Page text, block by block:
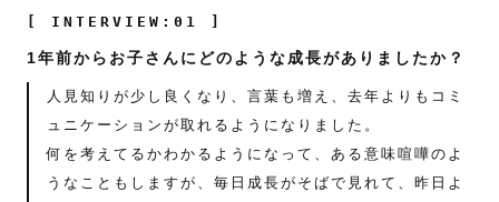
[ INTERVIEW:01 ]
1年前からお子さんにどのような成長がありましたか？
人見知りが少し良くなり、言葉も増え、去年よりもコミ
ュニケーションが取れるようになりました。
何を考えてるかわかるようになって、ある意味喧嘩のよ
うなこともしますが、毎日成長がそばで見れて、昨日よ